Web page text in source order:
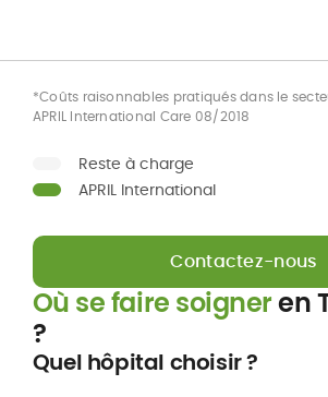
*Coûts raisonnables pratiqués dans le
APRIL International Care 08/2018
Reste à charge
APRIL International
Contactez-nous
Où se faire soigneren
?
Quel hôpital choisir ?